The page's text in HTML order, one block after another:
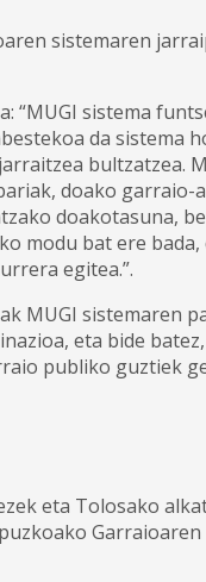
sistemaren
sistema
da sistema
bultzatzea.
doako garraio-
doakotasuna,
modu bat ere
egitea.”.
MUGI sistemaren
eta bide
publiko guztiek
eta Tolosako